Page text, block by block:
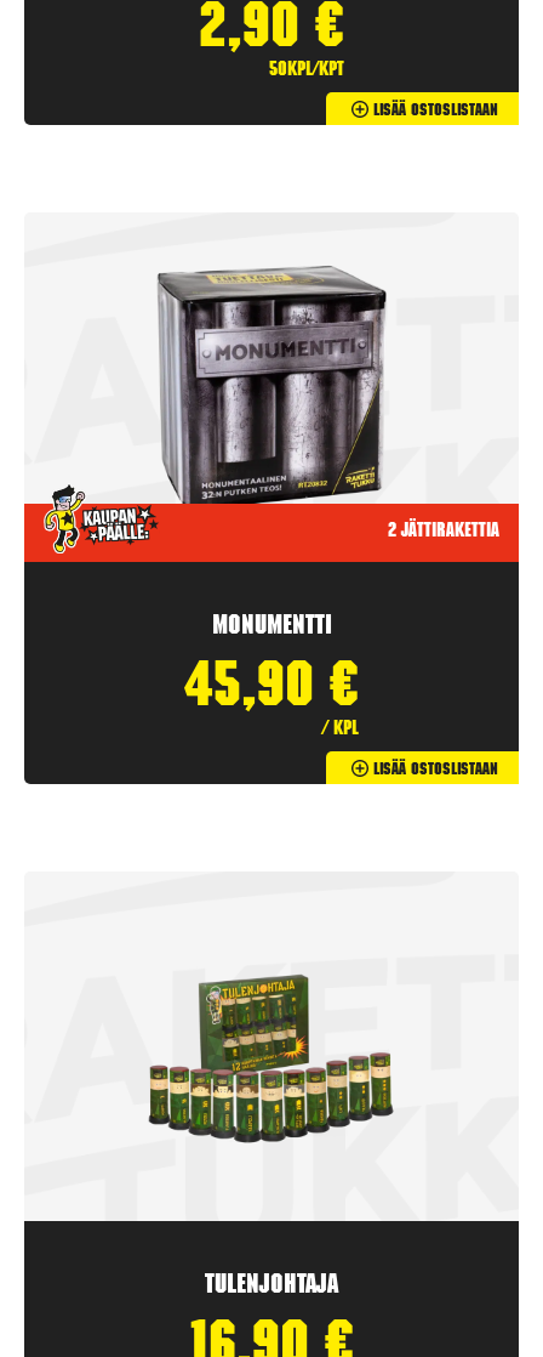
2,90 €
50kpl/kpt
Lisää Ostoslistaan
2 jättirakettia
Monumentti
45,90 €
/ kpl
Lisää Ostoslistaan
Tulenjohtaja